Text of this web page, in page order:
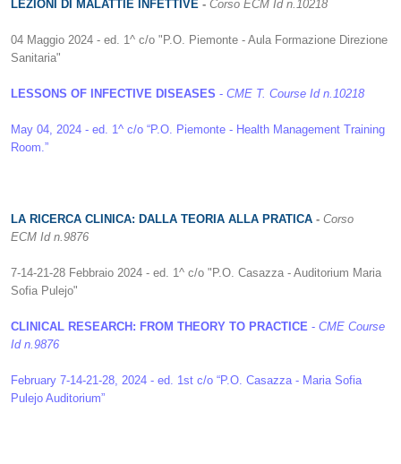
LEZIONI DI MALATTIE INFETTIVE - Corso ECM Id n.10218
04 Maggio 2024 - ed. 1^ c/o "P.O. Piemonte - Aula Formazione Direzione
Sanitaria"
LESSONS OF INFECTIVE DISEASES - CME T. Course Id n.10218
May 04, 2024 - ed. 1^ c/o “P.O. Piemonte - Health Management Training
Room.”
LA RICERCA CLINICA: DALLA TEORIA ALLA PRATICA - Corso
ECM Id n.9876
7-14-21-28 Febbraio 2024 - ed. 1^ c/o "P.O. Casazza - Auditorium Maria
Sofia Pulejo"
CLINICAL RESEARCH: FROM THEORY TO PRACTICE - CME Course
Id n.9876
February 7-14-21-28, 2024 - ed. 1st c/o “P.O. Casazza - Maria Sofia
Pulejo Auditorium”